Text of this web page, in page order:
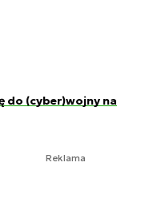
do (cyber)wojny na
Reklama